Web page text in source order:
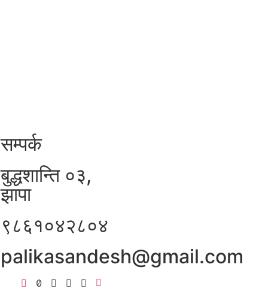
सम्पर्क
बुद्धशान्ति ०३,
झापा
९८६१०४२८०४
palikasandesh@gmail.com